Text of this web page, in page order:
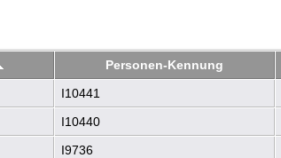
Personen-Kennung
I10441
I10440
I9736